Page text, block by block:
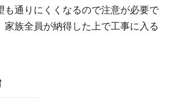
も通りにくくなるので注意が必要で
家族全員が納得した上で工事に入る